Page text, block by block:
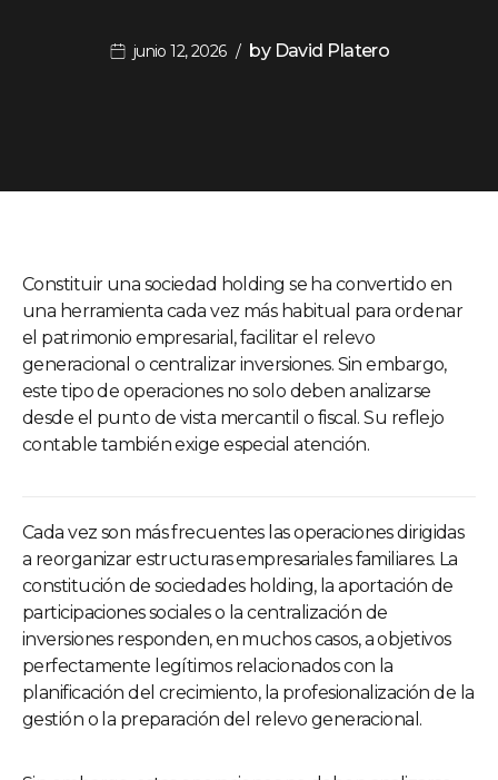
junio 12, 2026 by David Platero
Constituir una sociedad holding se ha convertido en
una herramienta cada vez más habitual para ordenar
el patrimonio empresarial, facilitar el relevo
generacional o centralizar inversiones. Sin embargo,
este tipo de operaciones no solo deben analizarse
desde el punto de vista mercantil o fiscal. Su reflejo
contable también exige especial atención.
Cada vez son más frecuentes las operaciones dirigidas
a reorganizar estructuras empresariales familiares. La
constitución de sociedades holding, la aportación de
participaciones sociales o la centralización de
inversiones responden, en muchos casos, a objetivos
perfectamente legítimos relacionados con la
planificación del crecimiento, la profesionalización de la
gestión o la preparación del relevo generacional.